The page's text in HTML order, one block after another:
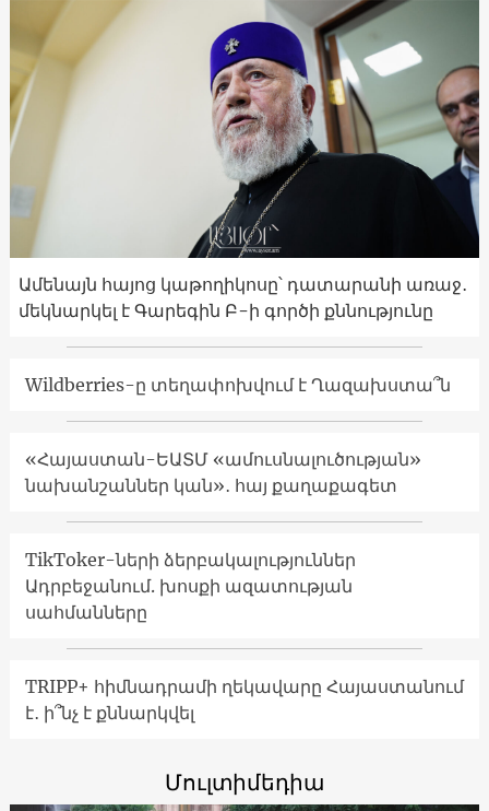
Ամենայն հայոց կաթողիկոսը՝ դատարանի առաջ․
մեկնարկել է Գարեգին Բ-ի գործի քննությունը
Wildberries-ը տեղափոխվում է Ղազախստա՞ն
«Հայաստան-ԵԱՏՄ «ամուսնալուծության»
նախանշաններ կան»․ հայ քաղաքագետ
TikToker-ների ձերբակալություններ
Ադրբեջանում. խոսքի ազատության
սահմանները
TRIPP+ հիմնադրամի ղեկավարը Հայաստանում
է․ ի՞նչ է քննարկվել
Մուլտիմեդիա